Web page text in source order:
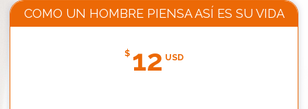
COMO UN HOMBRE PIENSA ASÍ ES SU VIDA
$ 12 USD